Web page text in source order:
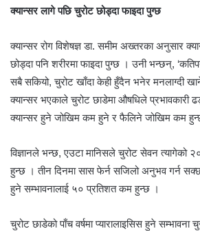
क्यान्सर लागे पछि चुरोट छोड्दा फाइदा पुग्छ
क्यान्सर रोग विशेषज्ञ डा. समीम अख्तरका अनुसार
छोड्दा पनि शरीरमा फाइदा पुग्छ । उनी भन्छन्,
सबै सकियो, चुरोट खाँदा केही हुँदैन भनेर मनलाग्दी
क्यान्सर भएकाले चुरोट छाडेमा औषधिले प्रभावकारी
क्यान्सर हुने जोखिम कम हुने र फैलिने जोखिम कम
विज्ञानले भन्छ, एउटा मानिसले चुरोट सेवन त्यागेको
हुन्छ । तीन दिनमा सास फेर्न सजिलो अनुभव गर्न
हुने सम्भावनालाई ५० प्रतिशत कम हुन्छ ।
चुरोट छाडेको पाँच वर्षमा प्यारालाइसिस हुने सम्भावना